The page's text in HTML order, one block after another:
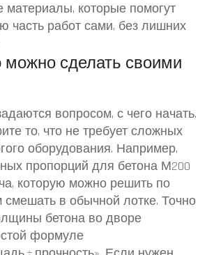
которые помогут
часть работ сами, без лишних
можно сделать своими
вопросом, с чего начать.
то, что не требует сложных
оборудования. Например,
пропорций для бетона М200
которую можно решить по
смешать в обычной лотке. Точно
бетона во дворе
формуле